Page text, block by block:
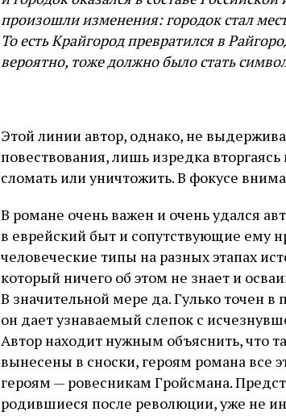
произошли изменения: городок стал
То есть Крайгород превратился в
вероятно, тоже должно было стать
Этой линии автор, однако, не
повествования, лишь изредка
сломать или уничтожить. В фокусе
В романе очень важен и очень удался
в еврейский быт и сопутствующие ему
человеческие типы на разных этапах
который ничего об этом не знает и
В значительной мере да. Гулько точен
он дает узнаваемый слепок с
Автор находит нужным объяснить, что
вынесены в сноски, героям романа все
героям — ровесникам Гройсмана.
родившиеся после революции, уже не